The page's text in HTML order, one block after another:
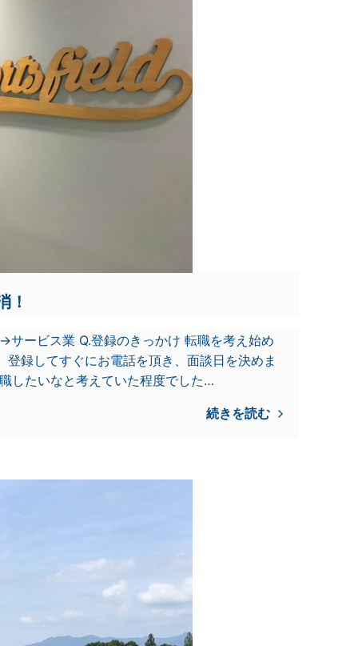
！
サービス業 Q.登録のきっかけ 転職を考え始め
録してすぐにお電話を頂き、面談日を決めま
したいなと考えていた程度でした…
続きを読む